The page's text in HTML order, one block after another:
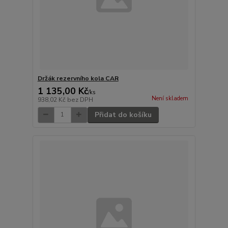
Držák rezervního kola CAR
1 135,00 Kč/ks
938,02 Kč bez DPH Není skladem
Přidat do košíku